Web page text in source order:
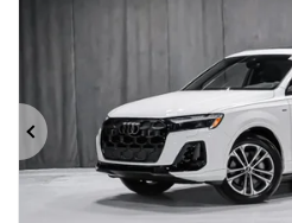
Précédent